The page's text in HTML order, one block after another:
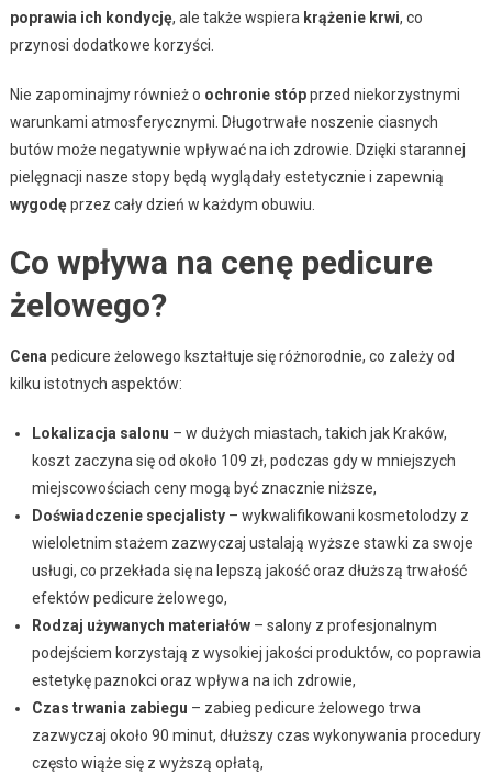
poprawia ich kondycję, ale także wspiera krążenie krwi, co
przynosi dodatkowe korzyści.
Nie zapominajmy również o ochronie stópprzed niekorzystnymi
warunkami atmosferycznymi. Długotrwałe noszenie ciasnych
butów może negatywnie wpływać na ich zdrowie. Dzięki starannej
pielęgnacji nasze stopy będą wyglądały estetycznie i zapewnią
wygodęprzez cały dzień w każdym obuwiu.
Co wpływa na cenę pedicure
żelowego?
Cena pedicure żelowego kształtuje się różnorodnie, co zależy od
kilku istotnych aspektów:
Lokalizacja salonu – w dużych miastach, takich jak Kraków,
koszt zaczyna się od około 109 zł, podczas gdy w mniejszych
miejscowościach ceny mogą być znacznie niższe,
Doświadczenie specjalisty– wykwalifikowani kosmetolodzy z
wieloletnim stażem zazwyczaj ustalają wyższe stawki za swoje
usługi, co przekłada się na lepszą jakość oraz dłuższą trwałość
efektów pedicure żelowego,
Rodzaj używanych materiałów– salony z profesjonalnym
podejściem korzystają z wysokiej jakości produktów, co poprawia
estetykę paznokci oraz wpływa na ich zdrowie,
Czas trwania zabiegu – zabieg pedicure żelowego trwa
zazwyczaj około 90 minut, dłuższy czas wykonywania procedury
często wiąże się z wyższą opłatą,